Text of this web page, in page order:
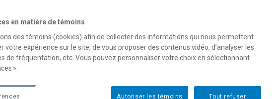
en matière de témoins
des témoins (cookies) afin de collecter des informations qui nous permettent
votre expérience sur le site, de vous proposer des contenus vidéo, d’analyser les
de fréquentation, etc. Vous pouvez personnaliser votre choix en sélectionnant
».
Tout refuser
Autoriser les témoins